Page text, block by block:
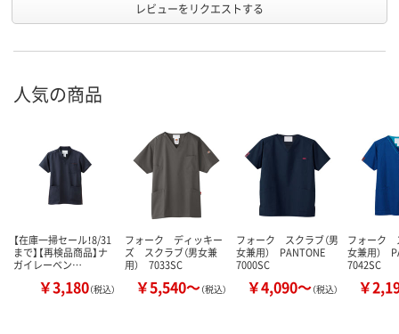
レビューをリクエストする
人気の商品
【在庫一掃セール！8/31
まで】【再検品商品】ナ
ガイレーベン…
￥3,180（税込）
フォーク ディッキー
ズ スクラブ（男女兼
用） 7033SC
￥5,540～（税込）
フォーク スクラブ（男
女兼用） PANTONE
7000SC
￥4,090～（税込）
フォーク
女兼用）
7042SC
￥